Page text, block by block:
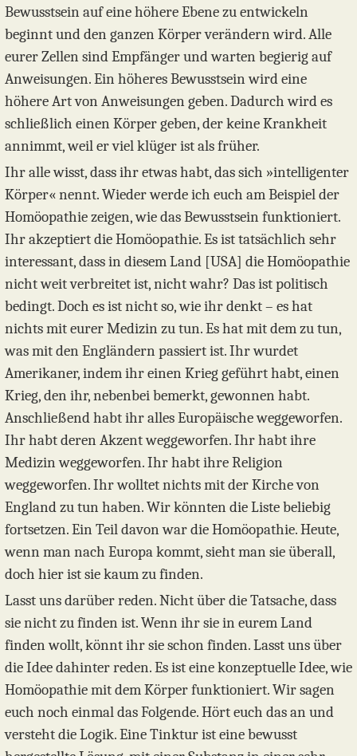
Bewusstsein auf eine höhere Ebene zu entwickeln
beginnt und den ganzen Körper verändern wird. Alle
eurer Zellen sind Empfänger und warten begierig auf
Anweisungen. Ein höheres Bewusstsein wird eine
höhere Art von Anweisungen geben. Dadurch wird es
schließlich einen Körper geben, der keine Krankheit
annimmt, weil er viel klüger ist als früher.
Ihr alle wisst, dass ihr etwas habt, das sich »intelligenter
Körper« nennt. Wieder werde ich euch am Beispiel der
Homöopathie zeigen, wie das Bewusstsein funktioniert.
Ihr akzeptiert die Homöopathie. Es ist tatsächlich sehr
interessant, dass in diesem Land [USA] die Homöopathie
nicht weit verbreitet ist, nicht wahr? Das ist politisch
bedingt. Doch es ist nicht so, wie ihr denkt – es hat
nichts mit eurer Medizin zu tun. Es hat mit dem zu tun,
was mit den Engländern passiert ist. Ihr wurdet
Amerikaner, indem ihr einen Krieg geführt habt, einen
Krieg, den ihr, nebenbei bemerkt, gewonnen habt.
Anschließend habt ihr alles Europäische weggeworfen.
Ihr habt deren Akzent weggeworfen. Ihr habt ihre
Medizin weggeworfen. Ihr habt ihre Religion
weggeworfen. Ihr wolltet nichts mit der Kirche von
England zu tun haben. Wir könnten die Liste beliebig
fortsetzen. Ein Teil davon war die Homöopathie. Heute,
wenn man nach Europa kommt, sieht man sie überall,
doch hier ist sie kaum zu finden.
Lasst uns darüber reden. Nicht über die Tatsache, dass
sie nicht zu finden ist. Wenn ihr sie in eurem Land
finden wollt, könnt ihr sie schon finden. Lasst uns über
die Idee dahinter reden. Es ist eine konzeptuelle Idee, wie
Homöopathie mit dem Körper funktioniert. Wir sagen
euch noch einmal das Folgende. Hört euch das an und
versteht die Logik. Eine Tinktur ist eine bewusst